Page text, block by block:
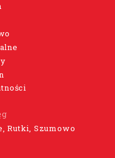
Rutki, Szumowo